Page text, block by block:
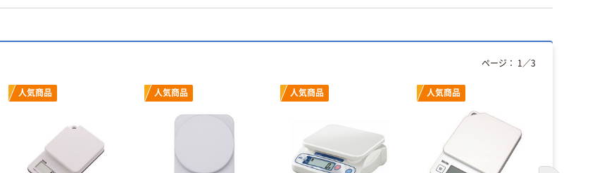
人気商品 人気商品 人気商品 人気商品
ページ： 1 ／3